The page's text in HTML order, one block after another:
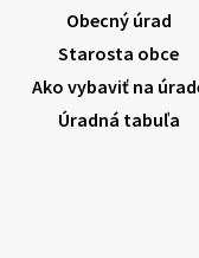
5. augusta 2026
3. augusta 2026
Smútočné
Obecný úrad
Starosta obce
Ako vybaviť na
Úradná tabuľa